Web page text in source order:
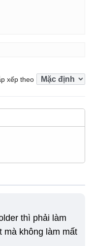
xếp theo
thì phải làm
mà không làm mất